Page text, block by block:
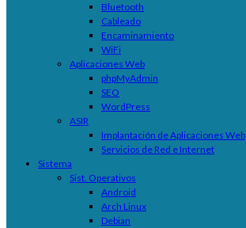
Bluetooth
Cableado
Encaminamiento
WiFi
Aplicaciones Web
phpMyAdmin
SEO
WordPress
ASIR
Implantación de Aplicaciones Web
Servicios de Red e Internet
Sistema
Sist. Operativos
Android
Arch Linux
Debian